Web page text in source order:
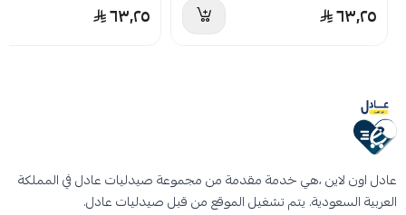
٦٣٫٢٥ ٦٣٫٢٥
عادل اون لاين ،هي خدمة مقدمة من مجموعة صيدليات عادل في المملكة
العربية السعودية. يتم تشغيل الموقع من قبل صيدليات عادل.